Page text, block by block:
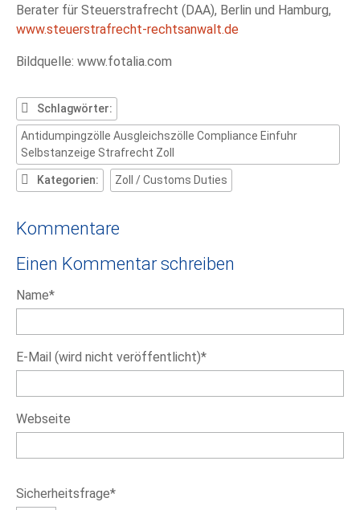
Berater für Steuerstrafrecht (DAA), Berlin und Hamburg,
www.steuerstrafrecht-rechtsanwalt.de
Bildquelle: www.fotalia.com
Schlagwörter:
Antidumpingzölle Ausgleichszölle Compliance Einfuhr
Selbstanzeige Strafrecht Zoll
Kategorien: Zoll / Customs Duties
Kommentare
Einen Kommentar schreiben
Pflichtfeld
Name*
Pflichtfeld
E-Mail (wird nicht veröffentlicht)*
Webseite
Pflichtfeld
Sicherheitsfrage*